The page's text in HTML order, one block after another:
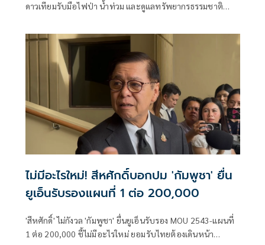
ดาวเทียมรับมือไฟป่า น้ำท่วม และดูแลทรัพยากรธรรมชาติ
ไม่มีอะไรใหม่! สีหศักดิ์บอกปม 'กัมพูชา' ยื่น
ยูเอ็นรับรองแผนที่ 1 ต่อ 200,000
'สีหศักดิ์' ไม่กังวล 'กัมพูชา' ยื่นยูเอ็นรับรอง MOU 2543-แผนที่
1 ต่อ 200,000​ ชี้ไม่มีอะไรใหม่ ยอมรับไทยต้องเดินหน้า